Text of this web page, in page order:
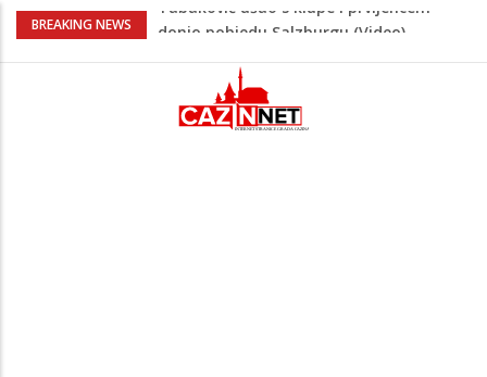
BREAKING NEWS
“Pečat slobodi 2026”: U Tržačkoj Rašteli
Unsko-sanskog kantona
Porodica iz Krajine u centru afere,
gradonačelnik Kelna pokrenuo istragu